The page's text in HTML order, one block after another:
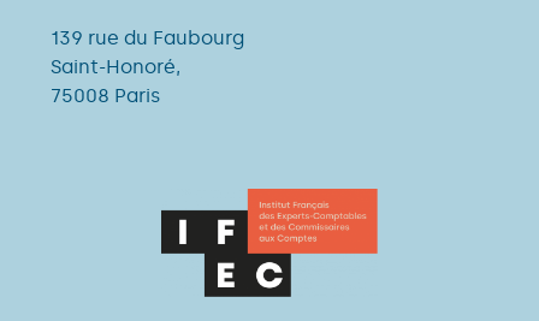
139 rue du Faubourg
Saint-Honoré,
75008 Paris